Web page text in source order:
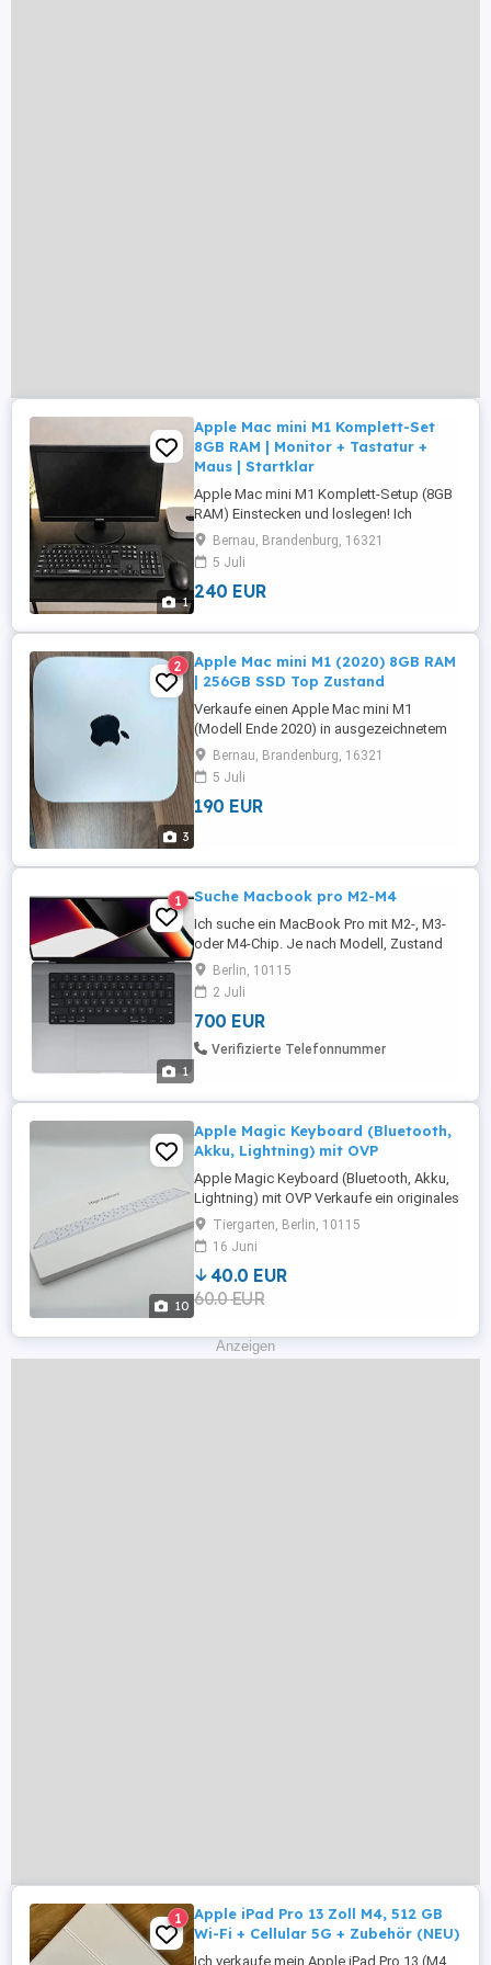
1
Apple Mac mini M1 Komplett-Set
8GB RAM | Monitor + Tastatur +
Maus | Startklar
Apple Mac mini M1 Komplett-Setup (8GB
RAM) Einstecken und loslegen! Ich
verkaufe hier ein vollständiges Apple-
Desktop-Setup in ausgezeichnetem, voll
funktionsfähigem Zustand. Perfekt
geeignet für Homeoffice, Studium,
den alltäglichen Gebrauch. Das Set
beinhaltet: Apple ...
Bernau, Brandenburg, 16321
5 Juli
240 EUR
3
2
Apple Mac mini M1 (2020) 8GB RAM
| 256GB SSD Top Zustand
Verkaufe einen Apple Mac mini M1
(Modell Ende 2020) in ausgezeichnetem
Zustand. Der Mac mini läuft dank des M1-
Chips absolut flüssig, blitzschnell und
arbeitet im Alltag vollkommen lautlos. Er
ist zurückgesetzt, aus der iCloud
Homeoffice, ...
Bernau, Brandenburg, 16321
5 Juli
190 EUR
1
1 Suche Macbook pro M2-M4
Ich suche ein MacBook Pro mit M2-, M3-
oder M4-Chip. Je nach Modell, Zustand
und Ausstattung würde ich zwischen 400
und 700 bezahlen.
Berlin, 10115
2 Juli
700 EUR
Verifizierte Telefonnummer
10
Apple Magic Keyboard (Bluetooth,
Akku, Lightning) mit OVP
Apple Magic Keyboard (Bluetooth, Akku,
Lightning) mit OVP Verkaufe ein originales
Apple Magic Keyboard in sehr gutem
Zustand. Die Tastatur funktioniert
einwandfrei und wurde stets pfleglich
behandelt. Details: Original Apple Magic
Keyboard Kabellos via Bluetooth
Tiergarten, Berlin, 10115
16 Juni
40.0 EUR
60.0 EUR
Anzeigen
1
Apple iPad Pro 13 Zoll M4, 512 GB
Wi-Fi + Cellular 5G + Zubehör (NEU)
Ich verkaufe mein Apple iPad Pro 13 (M4,